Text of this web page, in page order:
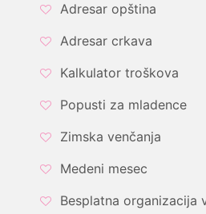
Adresar opština
Adresar crkava
Kalkulator troškova
Popusti za mladence
Zimska venčanja
Medeni mesec
Besplatna organizacija